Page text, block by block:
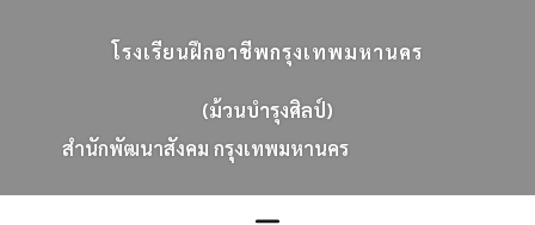
โรงเรียนฝึกอาชีพกรุงเทพมหานคร
(ม้วนบำรุงศิลป์)
สนกพฒนาสงคม กรงเทพมหานคร